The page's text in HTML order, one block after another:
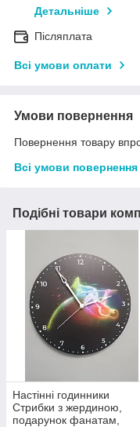
Детальніше
Післяплата
Всі умови оплати
Умови повернення
Повернення товару
Всі умови повернення
Подібні товари
Настінні годинники
Стрибки з жердиною,
подарунок фанатам,